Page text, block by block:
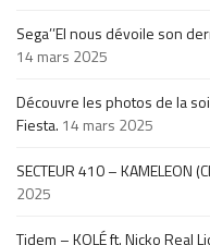
Sega’’El nous dévoile son
14 mars 2025
Découvre les photos de la
Fiesta. 14 mars 2025
SECTEUR 410 –
2025
Tidem – KOLÉ ft. Nicko Real